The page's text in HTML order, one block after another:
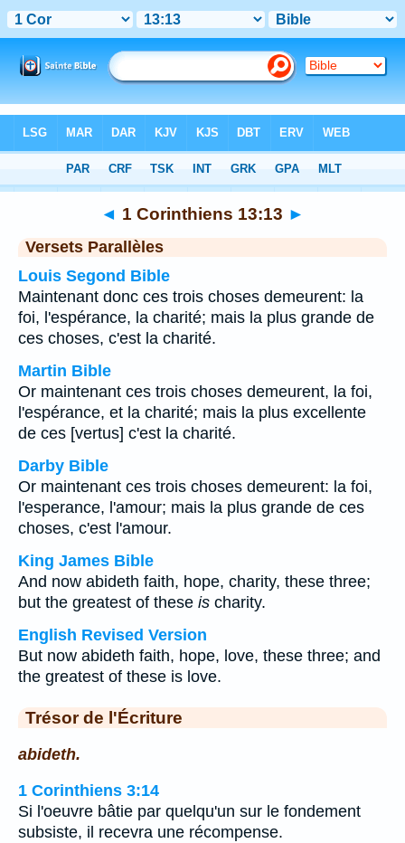
> Chapitre 13 > Verset 13
◄ 1 Corinthiens 13:13 ►
Versets Parallèles
Louis Segond Bible
Maintenant donc ces trois choses demeurent: la
foi, l'espérance, la charité; mais la plus grande de
ces choses, c'est la charité.
Martin Bible
Or maintenant ces trois choses demeurent, la foi,
l'espérance, et la charité; mais la plus excellente
de ces [vertus] c'est la charité.
Darby Bible
Or maintenant ces trois choses demeurent: la foi,
l'esperance, l'amour; mais la plus grande de ces
choses, c'est l'amour.
King James Bible
And now abideth faith, hope, charity, these three;
but the greatest of these is charity.
English Revised Version
But now abideth faith, hope, love, these three; and
the greatest of these is love.
Trésor de l'Écriture
abideth.
1 Corinthiens 3:14
Si l'oeuvre bâtie par quelqu'un sur le fondement
subsiste, il recevra une récompense.